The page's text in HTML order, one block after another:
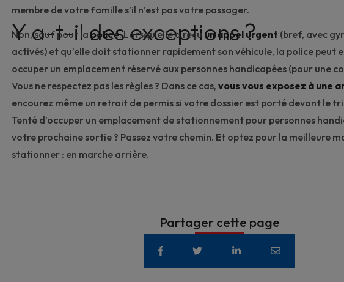
membre de votre famille s’il n’est pas votre passager.
Y a-t-il des exceptions ?
Non, sauf pour lapolice. Lorsqu’elle a reçu un appel urgent (bref, avec
activés) et qu’elle doit stationner rapidement son véhicule, la police peut
occuper un emplacement réservé aux personnes handicapées (pour une
Vous ne respectez pas les règles ? Dans ce cas, vous vous exposez à une
encourez même un retrait de permis si votre dossier est porté devant le
Tenté d’occuper un emplacement de stationnement pour personnes
votre prochaine sortie ? Passez votre chemin. Et optez pour la meilleure
stationner : en marche arrière.
Partager cette page